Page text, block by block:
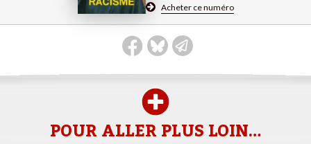
Acheter ce numéro
POUR ALLER PLUS LOIN…